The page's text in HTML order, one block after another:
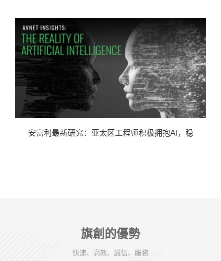
安富利最新研究：亚太区工程师积极拥抱AI，稳
旗創的優勢
快速、高效、誠信、服務